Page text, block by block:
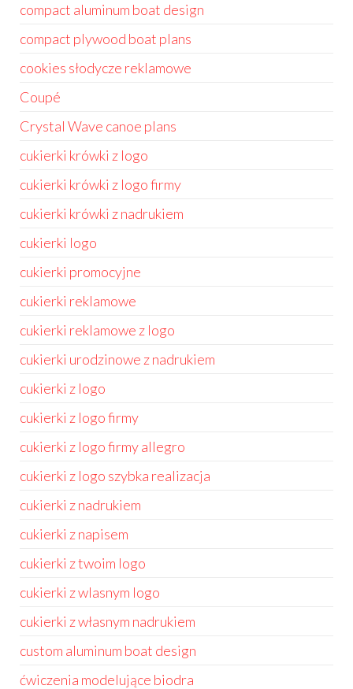
compact aluminum boat design
compact plywood boat plans
cookies słodycze reklamowe
Coupé
Crystal Wave canoe plans
cukierki krówki z logo
cukierki krówki z logo firmy
cukierki krówki z nadrukiem
cukierki logo
cukierki promocyjne
cukierki reklamowe
cukierki reklamowe z logo
cukierki urodzinowe z nadrukiem
cukierki z logo
cukierki z logo firmy
cukierki z logo firmy allegro
cukierki z logo szybka realizacja
cukierki z nadrukiem
cukierki z napisem
cukierki z twoim logo
cukierki z wlasnym logo
cukierki z własnym nadrukiem
custom aluminum boat design
ćwiczenia modelujące biodra